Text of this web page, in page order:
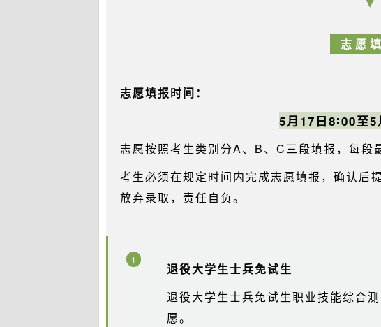
志愿
志愿填报时间：
5月17日8∶00至5
志愿按照考生类别分A、B、C三段填报，每段
考生必须在规定时间内完成志愿填报，确认后
放弃录取，责任自负。
1
退役大学生士兵免试生
退役大学生士兵免试生职业技能综合
愿。